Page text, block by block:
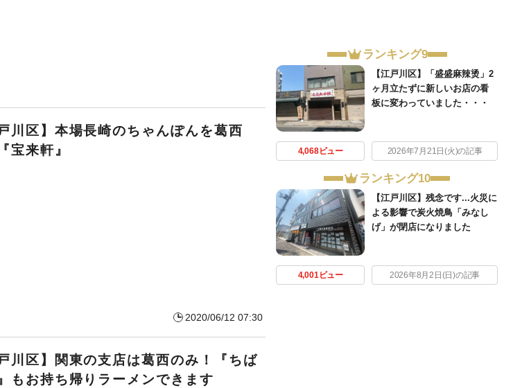
川区】本場長崎のちゃんぽんを葛西
宝来軒』
2020/06/12 07:30
戸川区】関東の支店は葛西のみ！『ちば
もお持ち帰りラーメンできます
ランキング9
【江戸川区】「盛盛麻辣烫」2
ヶ月立たずに新しいお店の看
板に変わっていました・・・
4,068ビュー 2026年7月21日(火)の記事
ランキング10
【江戸川区】残念です...火災に
よる影響で炭火焼鳥「みなし
げ」が閉店になりました
4,001ビュー 2026年8月2日(日)の記事